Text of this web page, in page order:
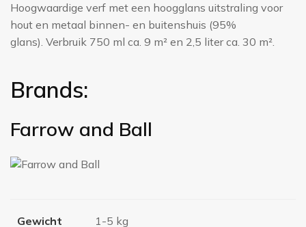
Hoogwaardige verf met een hoogglans uitstraling voor
hout en metaal binnen- en buitenshuis (95%
glans). Verbruik 750 ml ca. 9 m² en 2,5 liter ca. 30 m².
Brands:
Farrow and Ball
Gewicht 1-5 kg